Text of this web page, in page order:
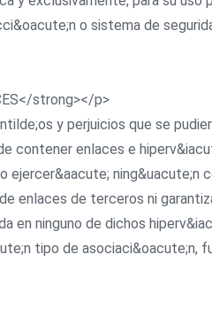
o sistema de
strong></p>
y perjuicios que se
contener enlaces e
ejercer&aacute; ning&uacute;n
enlaces de terceros ni
en ninguno de dichos
tipo de asociaci&oacute;n,